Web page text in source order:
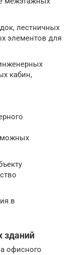
лестничных
элементов для
кабин,
в
зданий
офисного